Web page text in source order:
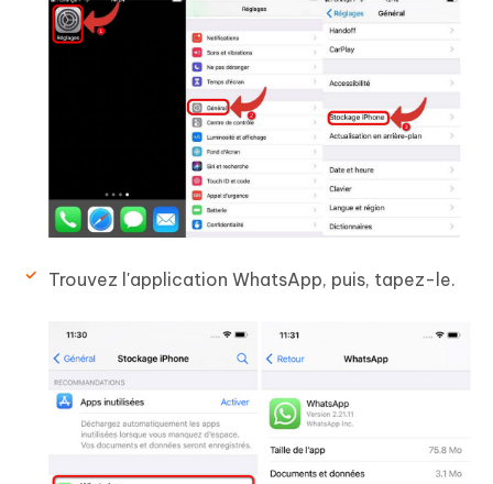
Trouvez l'application WhatsApp, puis, tapez-le.